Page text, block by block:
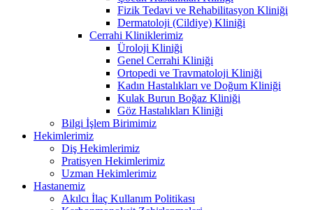
Fizik Tedavi ve Rehabilitasyon Kliniği
Dermatoloji (Cildiye) Kliniği
Cerrahi Kliniklerimiz
Üroloji Kliniği
Genel Cerrahi Kliniği
Ortopedi ve Travmatoloji Kliniği
Kadın Hastalıkları ve Doğum Kliniği
Kulak Burun Boğaz Kliniği
Göz Hastalıkları Kliniği
Bilgi İşlem Birimimiz
Hekimlerimiz
Diş Hekimlerimiz
Pratisyen Hekimlerimiz
Uzman Hekimlerimiz
Hastanemiz
Akılcı İlaç Kullanım Politikası